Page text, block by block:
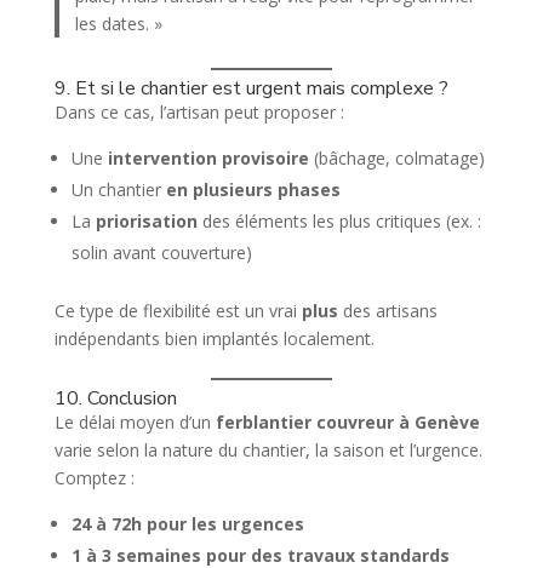
les dates. »
9. Et si le chantier est urgent mais complexe ?
Dans ce cas, l’artisan peut proposer :
Une intervention provisoire (bâchage, colmatage)
Un chantier en plusieurs phases
La priorisation des éléments les plus critiques (ex. :
solin avant couverture)
Ce type de flexibilité est un vrai plus des artisans
indépendants bien implantés localement.
10. Conclusion
Le délai moyen d’un ferblantier couvreur à Genève
varie selon la nature du chantier, la saison et l’urgence.
Comptez :
24 à 72h pour les urgences
1 à 3 semaines pour des travaux standards